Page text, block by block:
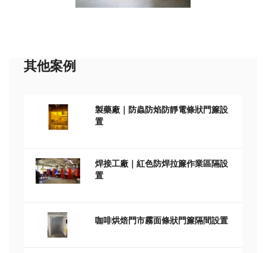
其他案例
製藥廠｜防蟲防焰防靜電條狀門簾設
置
焊接工廠｜紅色防焊拉簾作業區隔設
置
咖啡烘焙門市霧面條狀門簾隔間設置